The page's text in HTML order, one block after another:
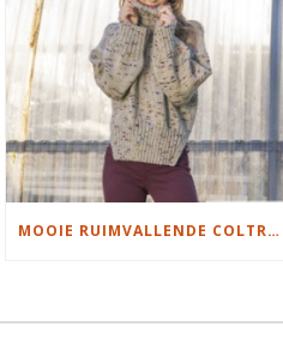
MOOIE RUIMVALLENDE COLTRUI BREIEN